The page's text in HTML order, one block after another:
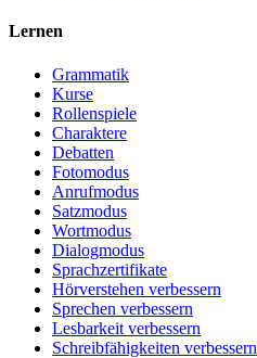
Lernen
Grammatik
Kurse
Rollenspiele
Charaktere
Debatten
Fotomodus
Anrufmodus
Satzmodus
Wortmodus
Dialogmodus
Sprachzertifikate
Hörverstehen verbessern
Sprechen verbessern
Lesbarkeit verbessern
Schreibfähigkeiten verbessern